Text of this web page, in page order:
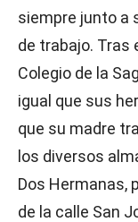
siempre junto a
de trabajo. Tras
Colegio de la
igual que sus
que su madre
los diversos
Dos Hermanas,
de la calle San